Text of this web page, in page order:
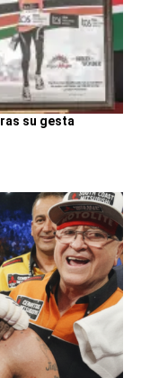
su gesta